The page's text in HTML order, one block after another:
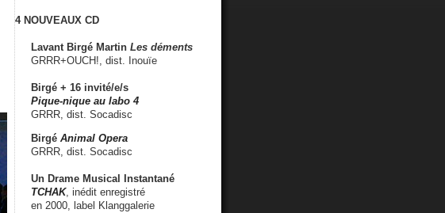
4 NOUVEAUX CD
Lavant Birgé Martin Les déments
GRRR+OUCH!, dist. Inouïe
Birgé + 16 invité/e/s
Pique-nique au labo 4
GRRR, dist. Socadisc
Birgé Animal Opera
GRRR, dist. Socadisc
Un Drame Musical Instantané
TCHAK, inédit enregistré
en 2000, label Klanggalerie